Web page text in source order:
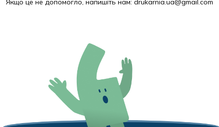
Якщо це не допомогло, напишіть нам: drukarnia.ua@gmail.com